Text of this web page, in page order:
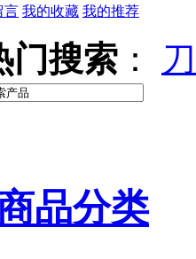
言 我的收藏 我的推荐
门搜索 ：
品分类